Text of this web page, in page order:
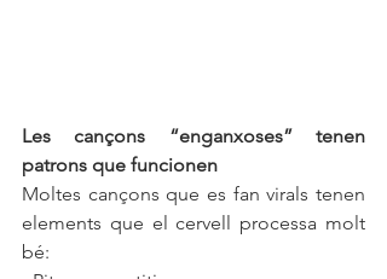
Les cançons “enganxoses” tenen
patrons que funcionen
Moltes cançons que es fan virals tenen
elements que el cervell processa molt
bé: